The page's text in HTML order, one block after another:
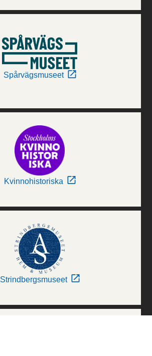
Spårvägsmuseet
Kvinnohistoriska
Strindbergsmuseet